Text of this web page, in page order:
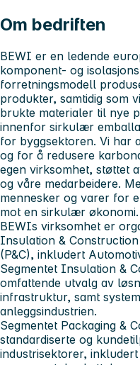
Om bedriften
BEWI er en ledende
komponent‑ og
forretningsmodell
produkter, samtidig som
brukte materialer til nye
innenfor sirkulær
for byggsektoren. Vi har
og for å redusere
egen virksomhet, støttet
og våre medarbeidere.
mennesker og varer for
mot en sirkulær økonomi.
BEWIs virksomhet er
Insulation &
(P&C), inkludert
Segmentet Insulation &
omfattende utvalg av
infrastruktur, samt
anleggsindustrien.
Segmentet Packaging &
standardiserte og
industrisektorer,